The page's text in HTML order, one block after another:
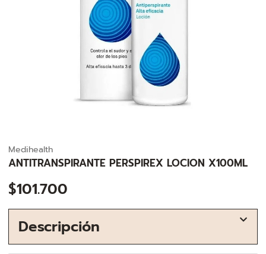
Medihealth
ANTITRANSPIRANTE PERSPIREX LOCION X100ML
$101.700
Descripción